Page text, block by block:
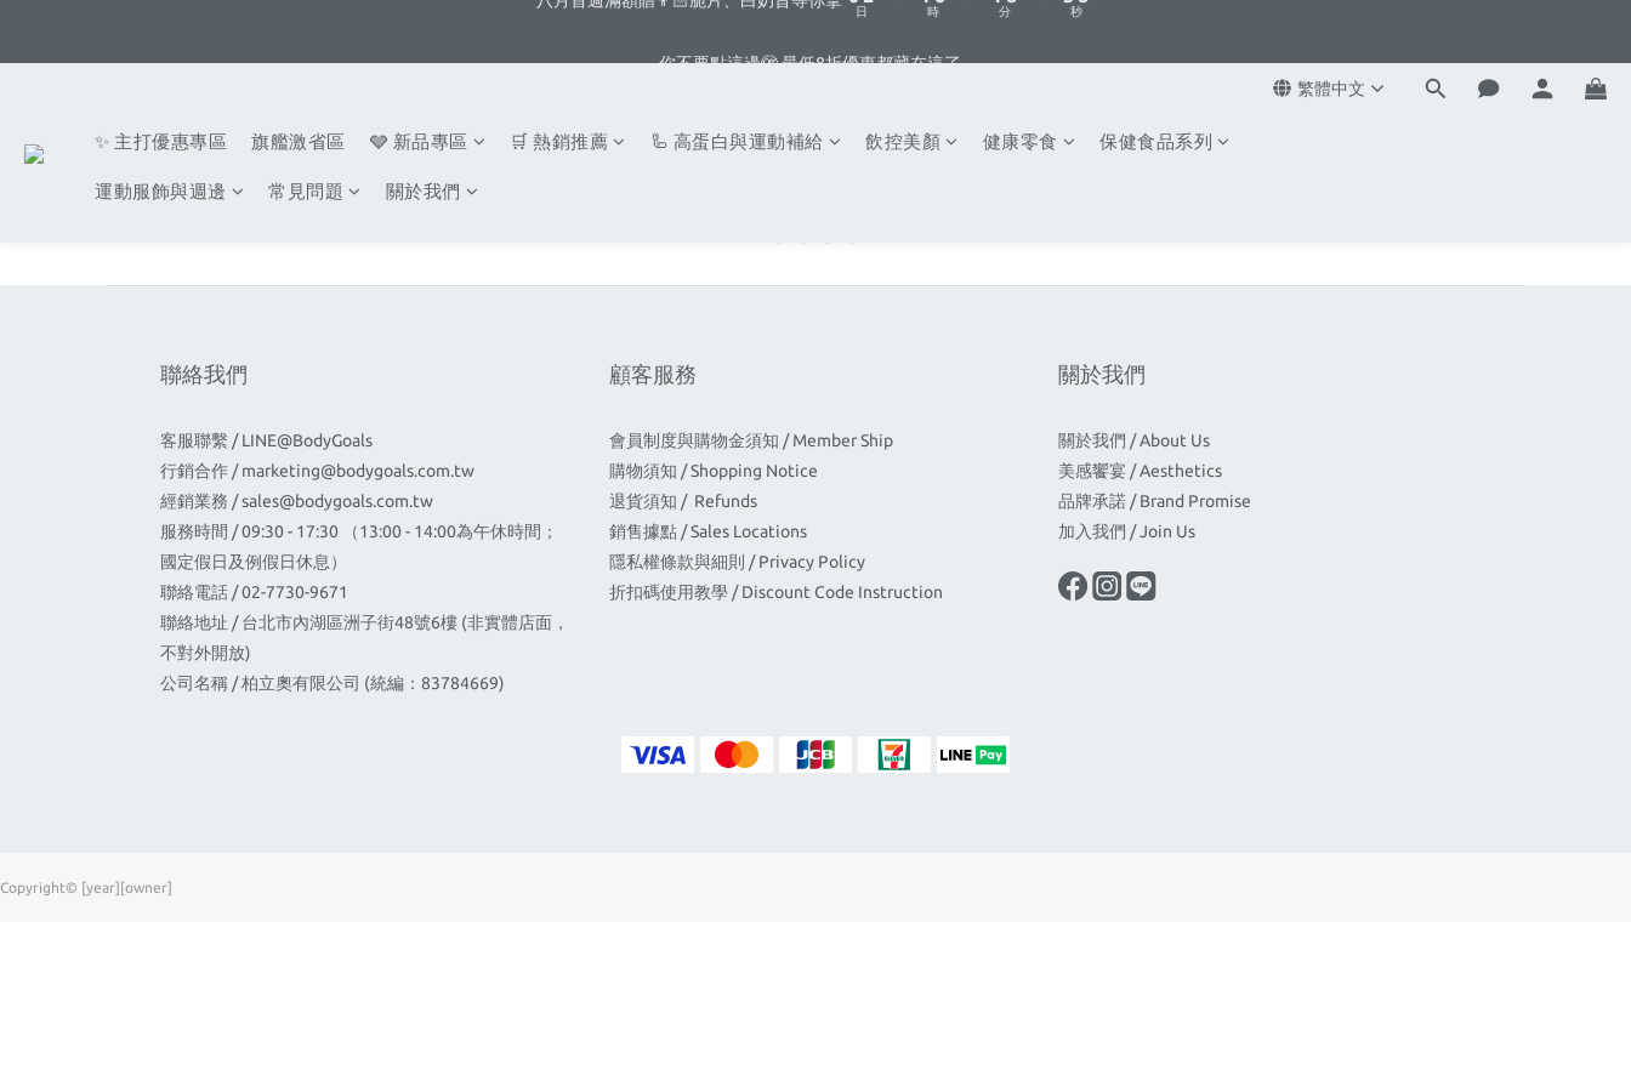
1
05
3
0
07
5
2
4
2
7
5
繁體中文
✨ 主打優惠專區 旗艦激省區 🩶 新品專區 🛒 熱銷推薦 🦾 高蛋白與運動補給 飲控美顏 健康零食 保健食品系列
運動服飾與週邊 常見問題 關於我們
聯絡我們
客服聯繫 / LINE@BodyGoals
行銷合作 /marketing@bodygoals.com.tw
經銷業務 /sales@bodygoals.com.tw
服務時間 / 09:30 - 17:30 （13:00 - 14:00為午休時間；
國定假日及例假日休息）
聯絡電話 / 02-7730-9671
聯絡地址 / 台北市內湖區洲子街48號6樓 (非實體店面，
不對外開放)
公司名稱 / 柏立奧有限公司 (統編：83784669)
顧客服務
會員制度與購物金須知 / Member Ship
購物須知 / Shopping Notice
退貨須知 / Refunds
銷售據點 / Sales Locations
隱私權條款與細則 / Privacy Policy
折扣碼使用教學 / Discount Code Instruction
關於我們
關於我們 / About Us
美感饗宴 / Aesthetics
品牌承諾 / Brand Promise
加入我們 / Join Us
Copyright© [year][owner]